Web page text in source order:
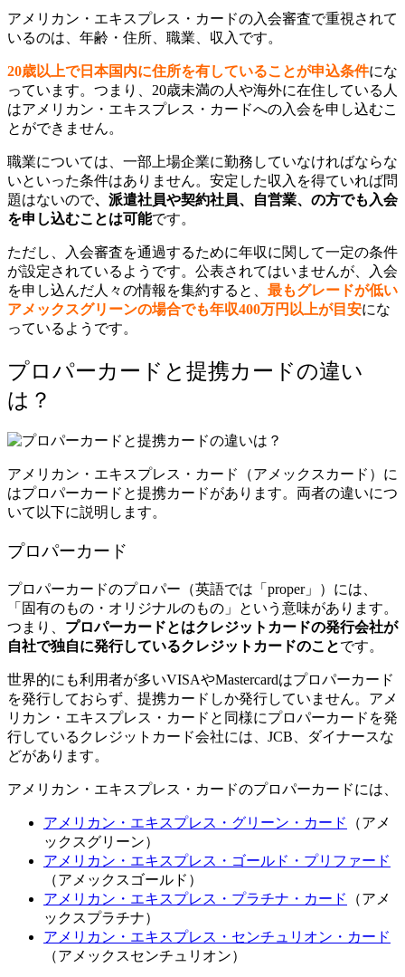
アメリカン・エキスプレス・カードの入会審査で重視されて
いるのは、 年齢・住所、職業、収入 です。
20歳以上で日本国内に住所を有していることが申込条件にな
っています。つまり、20歳未満の人や海外に在住している人
はアメリカン・エキスプレス・カードへの入会を申し込むこ
とができません。
職業については、一部上場企業に勤務していなければならな
いといった条件はありません。安定した収入を得ていれば問
題はないので、派遣社員や契約社員、自営業、の方でも入会
を申し込むことは可能です。
ただし、入会審査を通過するために年収に関して一定の条件
が設定されているようです。公表されてはいませんが、入会
を申し込んだ人々の情報を集約すると、 最もグレードが低い
アメックスグリーンの場合でも年収400万円以上が目安にな
っているようです。
プロパーカードと提携カードの違い
は？
アメリカン・エキスプレス・カード（アメックスカード）に
はプロパーカードと提携カードがあります。両者の違いにつ
いて以下に説明します。
プロパーカード
プロパーカードのプロパー（英語では「proper」）には、
「固有のもの・オリジナルのもの」という意味があります。
つまり、 プロパーカードとはクレジットカードの発行会社が
自社で独自に発行しているクレジットカードのことです。
世界的にも利用者が多いVISAやMastercardはプロパーカード
を発行しておらず、提携カードしか発行していません。アメ
リカン・エキスプレス・カードと同様にプロパーカードを発
行しているクレジットカード会社には、JCB、ダイナースな
どがあります。
アメリカン・エキスプレス・カードのプロパーカードには、
アメリカン・エキスプレス・グリーン・カード
（アメ
ックスグリーン）
アメリカン・エキスプレス・ゴールド・プリファード
（アメックスゴールド）
アメリカン・エキスプレス・プラチナ・カード
（アメ
ックスプラチナ）
アメリカン・エキスプレス・センチュリオン・カード
（アメックスセンチュリオン）